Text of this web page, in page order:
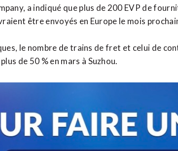
a indiqué que plus de 200 EVP de
être envoyés en Europe le mois
le nombre de trains de fret et celui de
de 50 % en mars à Suzhou.